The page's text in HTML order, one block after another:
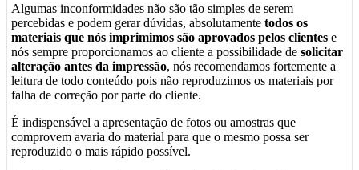
Algumas inconformidades não são tão simples de serem
percebidas e podem gerar dúvidas, absolutamente todos os
materiais que nós imprimimos são aprovados pelos clientes e
nós sempre proporcionamos ao cliente a possibilidade de solicitar
alteração antes da impressão, nós recomendamos fortemente a
leitura de todo conteúdo pois não reproduzimos os materiais por
falha de correção por parte do cliente.
É indispensável a apresentação de fotos ou amostras que
comprovem avaria do material para que o mesmo possa ser
reproduzido o mais rápido possível.